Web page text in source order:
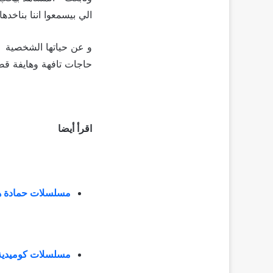
الي بيسمعوا اننا
و عن حياتها
حاجات تافهة وهايفة
اقرأ أيضا
مسلسلات حمادة
مسلسلات